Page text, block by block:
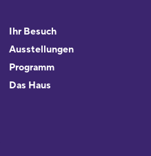
Ihr Besuch
Ausstellungen
Programm
Das Haus